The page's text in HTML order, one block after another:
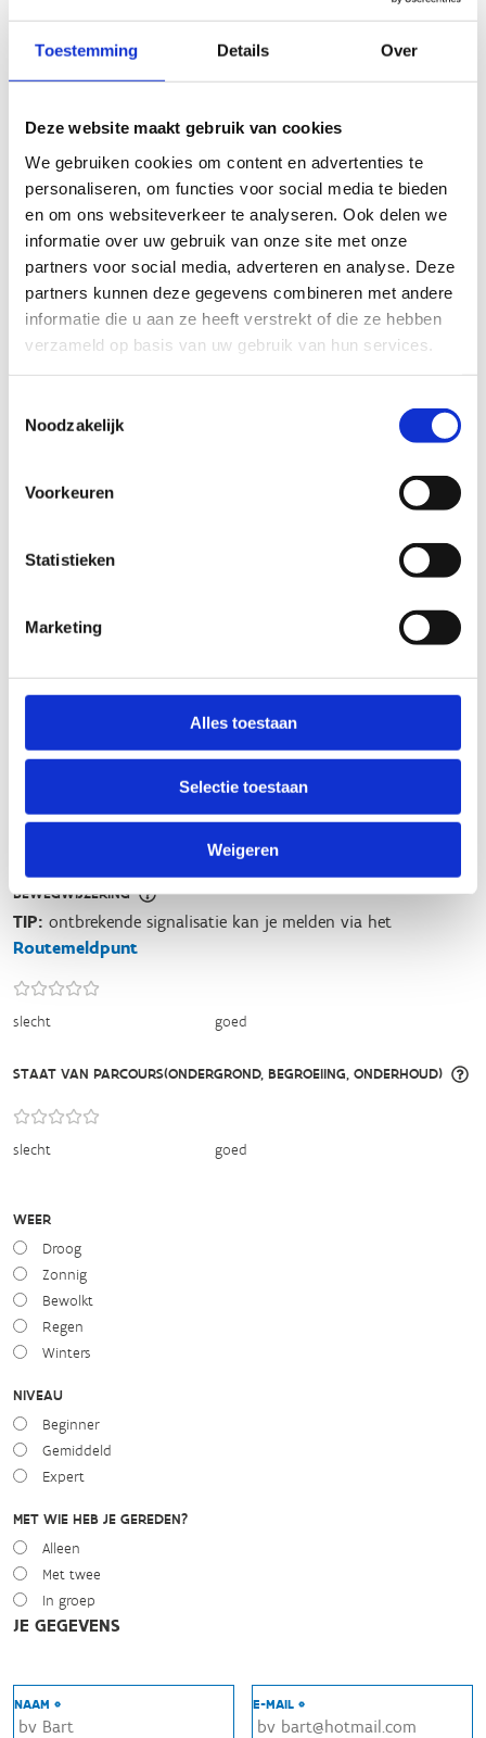
Toestemming Details Over
Deze website maakt gebruik van cookies
We gebruiken cookies om content en advertenties te
personaliseren, om functies voor social media te bieden
en om ons websiteverkeer te analyseren. Ook delen we
informatie over uw gebruik van onze site met onze
partners voor social media, adverteren en analyse. Deze
partners kunnen deze gegevens combineren met andere
informatie die u aan ze heeft verstrekt of die ze hebben
verzameld op basis van uw gebruik van hun services.
Noodzakelijk
Voorkeuren
Statistieken
Marketing
Alles toestaan
Selectie toestaan
Weigeren
oprecht nuttige beoordeling te schrijven. Respecteer je
onze richtlijnen niet, dan kunnen wij beslissen jouw
om kleine aanpassingen aan te brengen in het
tekstgedeelte van jouw evaluatie zonder de feitelijke
inhoud ervan te veranderen, bijvoorbeeld om taalfouten
en leesbaarheid te verbeteren.​
Voor meer informatie over onze routestructuren, neem een
kijkje bij de
Wil je een probleem melden op een route? Ga dan naar
het Routemeldpunt.
sportievevrijetijd@sport.vlaanderen
FYSIEKE INSPANNING
TECHNISCHE MOEILIJKHEIDSGRAAD
moeilijk
BEWEGWIJZERING
slecht goed
TIP: ontbrekende signalisatie kan je melden via het
Routemeldpunt
STAAT VAN PARCOURS(ONDERGROND, BEGROEIING, ONDERHOUD)
slecht goed
WEER
Droog
Zonnig
Bewolkt
Regen
Winters
NIVEAU
Beginner
Gemiddeld
Expert
MET WIE HEB JE GEREDEN?
Alleen
Met twee
In groep
JE GEGEVENS
NAAM * E-MAIL *